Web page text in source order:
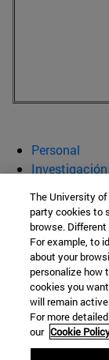
Personal
Investigación
Innovación
Facultad de
C/ Irunlarrea, 1
The University
party cookies to
browse.
For example, to
about your
personalize how
cookies you
will remain
For more
our Cookie